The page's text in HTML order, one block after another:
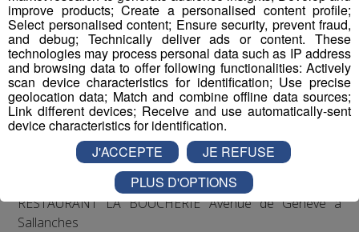
commis de cuisine, serveuses/ serveur
Horaires à déterminer et convenir ensemble
Vous êtes passionnés par votre métier et souhaitez
rejoindre une équipe différente
Présentez vous vite, directement sur place avec cv et
lettre de motivation
RESTAURANT LA BOUCHERIE Avenue de Genève à
Sallanches
improve products; Create a personalised content profile;
Select personalised content; Ensure security, prevent fraud,
and debug; Technically deliver ads or content. These
technologies may process personal data such as IP address
and browsing data to offer following functionalities: Actively
scan device characteristics for identification; Use precise
geolocation data; Match and combine offline data sources;
Link different devices; Receive and use automatically-sent
device characteristics for identification.
J'ACCEPTE
JE REFUSE
PLUS D'OPTIONS